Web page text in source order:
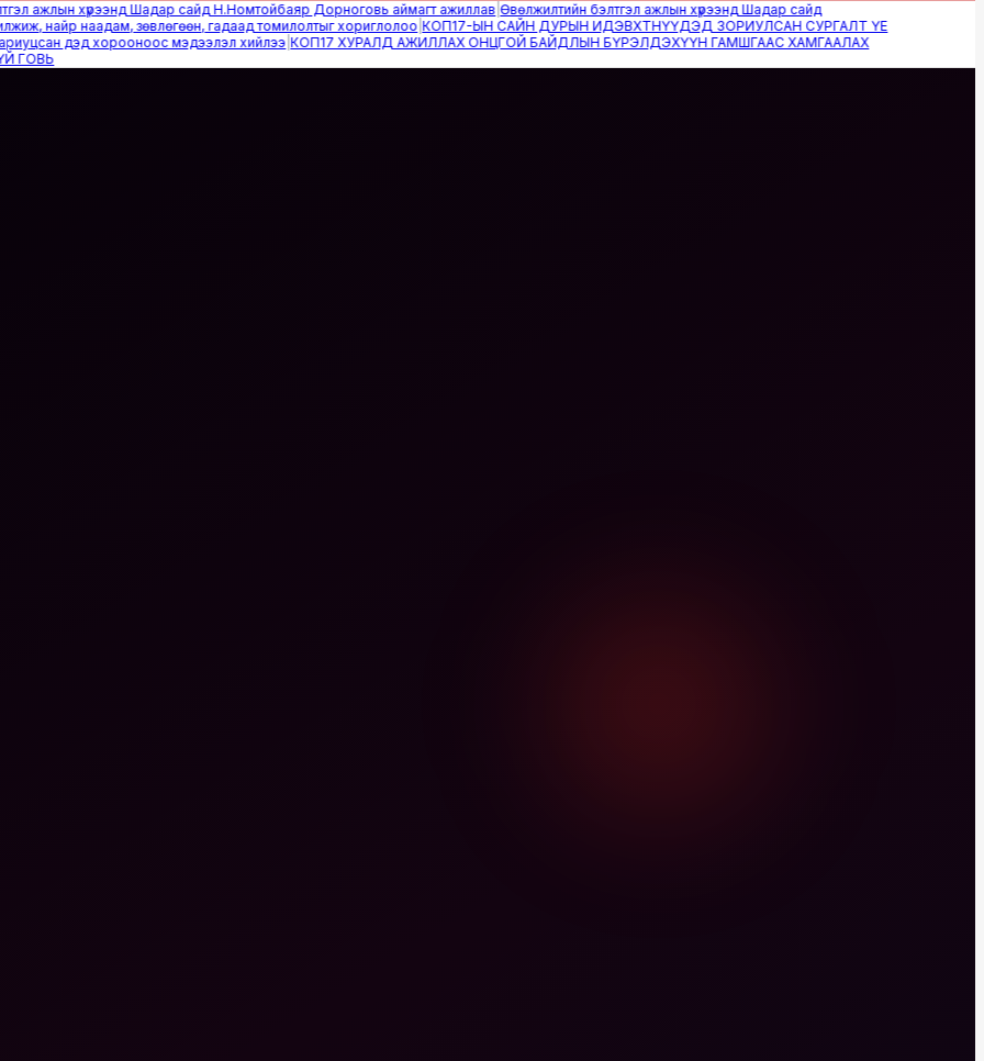
хүрээнд Шадар сайд Н.Номтойбаяр Дорноговь аймагт ажиллав|Өвөлжилтийн бэлтгэл ажлын хүрээнд Шадар сайд
наадам, зөвлөгөөн, гадаад томилолтыг хориглолоо|КОП17-ЫН САЙН ДУРЫН ИДЭВХТНҮҮДЭД ЗОРИУЛСАН СУРГАЛТ ҮЕ
дэд хорооноос мэдээлэл хийлээ|КОП17 ХУРАЛД АЖИЛЛАХ ОНЦГОЙ БАЙДЛЫН БҮРЭЛДЭХҮҮН ГАМШГААС ХАМГААЛАХ